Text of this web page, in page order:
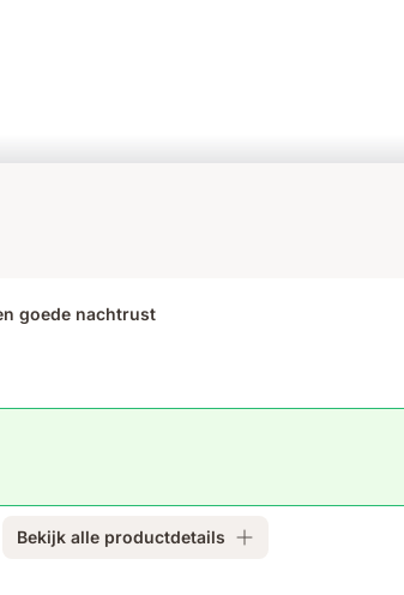
goede nachtrust
Bekijk alle productdetails